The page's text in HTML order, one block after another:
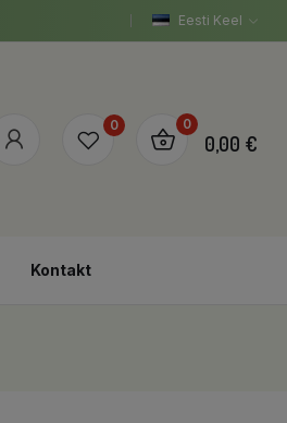
Eesti Keel
0 0
0,00 €
Kontakt